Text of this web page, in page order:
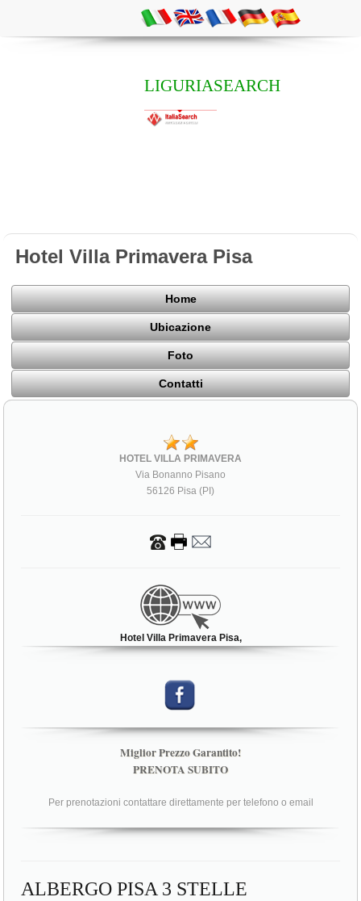
LIGURIASEARCH
Hotel Villa Primavera Pisa
Home
Ubicazione
Foto
Contatti
HOTEL VILLA PRIMAVERA
Via Bonanno Pisano
56126 Pisa (PI)
Hotel Villa Primavera Pisa,
Miglior Prezzo Garantito!
PRENOTA SUBITO
Per prenotazioni contattare direttamente per telefono o email
ALBERGO PISA 3 STELLE